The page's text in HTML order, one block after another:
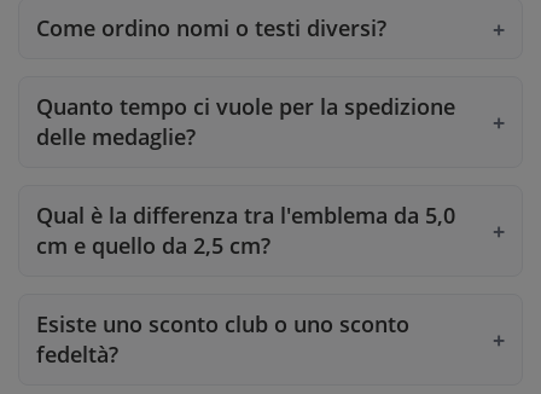
Come ordino nomi o testi diversi?
Quanto tempo ci vuole per la spedizione
delle medaglie?
Qual è la differenza tra l'emblema da 5,0
cm e quello da 2,5 cm?
Esiste uno sconto club o uno sconto
fedeltà?